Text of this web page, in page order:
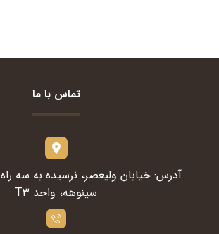
تماس با ما
آدرس: خیابان ولیعصر، نرسیده به سه
سینوهه، واحد T۳